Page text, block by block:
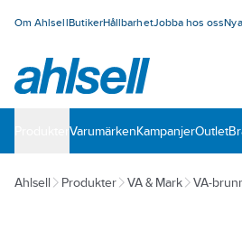
Om AhlsellButikerHållbarhetJobba hos oss
VarumärkenKampanjerOutlet
Ahlsell Produkter VA & Mark VA-